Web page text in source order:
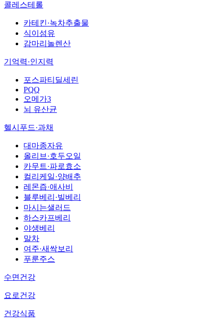
콜레스테롤
카테킨·녹차추출물
식이섬유
감마리놀렌산
기억력·인지력
포스파티딜세린
PQQ
오메가3
뇌 유산균
헬시푸드·과채
대마종자유
올리브·호두오일
카무트·파로효소
컬리케일·양배추
레몬즙·애사비
블루베리·빌베리
마시는샐러드
하스카프베리
야생베리
말차
여주·새싹보리
푸룬주스
수면건강
요로건강
건강식품